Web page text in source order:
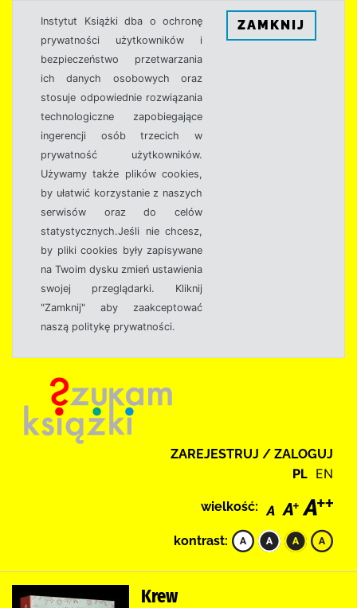
Instytut Książki dba o ochronę
prywatności użytkowników i
bezpieczeństwo przetwarzania
ich danych osobowych oraz
stosuje odpowiednie rozwiązania
technologiczne zapobiegające
ingerencji osób trzecich w
prywatność użytkowników.
Używamy także plików cookies,
by ułatwić korzystanie z naszych
serwisów oraz do celów
statystycznych.Jeśli nie chcesz,
by pliki cookies były zapisywane
na Twoim dysku zmień ustawienia
swojej przeglądarki. Kliknij
"Zamknij" aby zaakceptować
naszą politykę prywatności.
ZAMKNIJ
ZAREJESTRUJ / ZALOGUJ
PL EN
wielkość:
kontrast:
Krew